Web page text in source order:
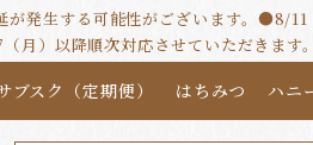
発生する可能性がございます。●8/
）以降順次対応させていただきます
ブスク（定期便） はちみつ ハニ